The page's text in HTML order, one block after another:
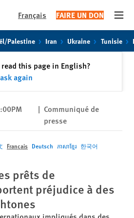
Français FAIRE UN DON
Palestine Iran Ukraine Tunisie
this page in English?
again
| Communiqué de
presse
Français Deutsch ភាសាខ្មែរ 한국어
prêts de
préjudice à des